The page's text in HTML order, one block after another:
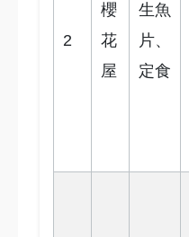
2
櫻
花
屋
生魚
片、
定食